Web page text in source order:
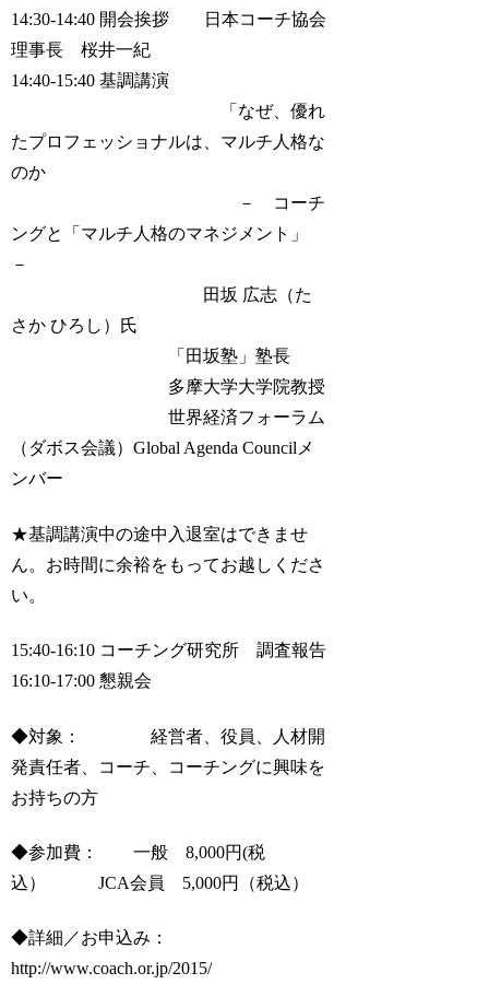
14:30-14:40 開会挨拶 日本コーチ協会
理事長 桜井一紀
14:40-15:40 基調講演
「なぜ、優れ
たプロフェッショナルは、マルチ人格な
のか
－ コーチ
ングと「マルチ人格のマネジメント」
－
田坂 広志（た
さか ひろし）氏
「田坂塾」塾長
多摩大学大学院教授
世界経済フォーラム
（ダボス会議）Global Agenda Councilメ
ンバー
★基調講演中の途中入退室はできませ
ん。お時間に余裕をもってお越しくださ
い。
15:40-16:10 コーチング研究所 調査報告
16:10-17:00 懇親会
◆対象： 経営者、役員、人材開
発責任者、コーチ、コーチングに興味を
お持ちの方
◆参加費： 一般 8,000円(税
込） JCA会員 5,000円（税込）
◆詳細／お申込み：
http://www.coach.or.jp/2015/